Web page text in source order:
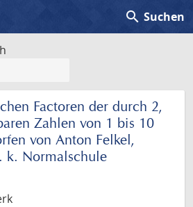
search Suchen
Factoren der durch 2,
Zahlen von 1 bis 10
von Anton Felkel,
k. Normalschule